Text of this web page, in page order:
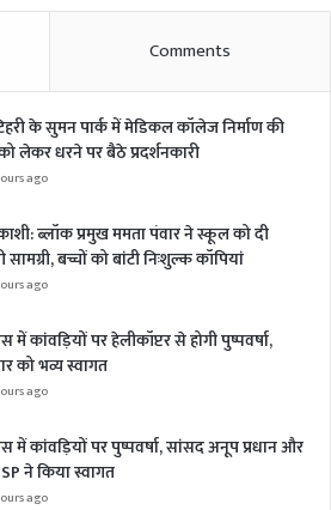
Comments
के सुमन पार्क में मेडिकल कॉलेज निर्माण की
लेकर धरने पर बैठे प्रदर्शनकारी
ago
ब्लॉक प्रमुख ममता पंवार ने स्कूल को दी
बच्चों को बांटी निःशुल्क कॉपियां
ago
में कांवड़ियों पर हेलीकॉप्टर से होगी पुष्पवर्षा,
को भव्य स्वागत
ago
में कांवड़ियों पर पुष्पवर्षा, सांसद अनूप प्रधान और
ने किया स्वागत
ago